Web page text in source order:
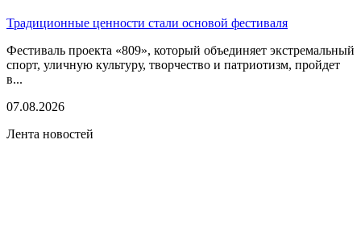
Традиционные ценности стали основой фестиваля
Фестиваль проекта «809», который объединяет экстремальный
спорт, уличную культуру, творчество и патриотизм, пройдет
в...
07.08.2026
Лента новостей